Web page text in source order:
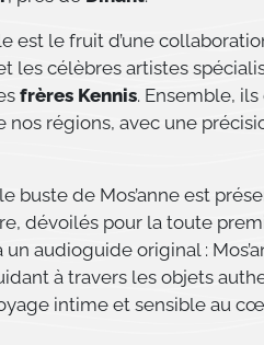
est le fruit d’une
les célèbres artistes
frères Kennis. Ensemble,
régions, avec une
buste de Mos’anne est
dévoilés pour la toute
un audioguide original :
à travers les objets
intime et sensible au